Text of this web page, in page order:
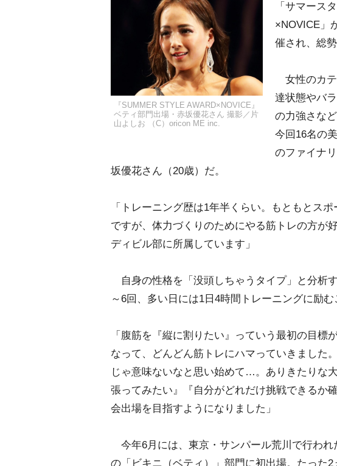
『SUMMER STYLE AWARD×NOVICE』
ベティ部門出場・赤坂優花さん 撮影／片
山よしお （C）oricon ME inc.
「サマース
×NOVICE」
催され、総
女性のカテ
達状態やバ
の力強さな
今回16名の
のファイナ
坂優花さん（20歳）だ。
「トレーニング歴は1年半くらい。もともとス
ですが、体力づくりのためにやる筋トレの方が
ディビル部に所属しています」
自身の性格を「没頭しちゃうタイプ」と分析
～6回、多い日には1日4時間トレーニングに励む
「腹筋を『縦に割りたい』っていう最初の目標
なって、どんどん筋トレにハマっていきました
じゃ意味ないなと思い始めて…。ありきたりな
張ってみたい』『自分がどれだけ挑戦できるか
会出場を目指すようになりました」
今年6月には、東京・サンパール荒川で行われ
の「ビキニ（ベティ）」部門に初出場。たった